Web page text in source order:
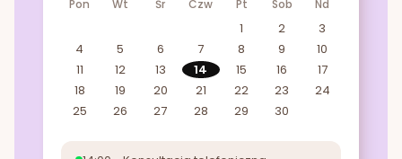
Pon Wt Śr Czw Pt Sob Nd
1 2
3
4
5 6 7 8 9
10
11
12 13 14 15 16
17
18
19 20 21 22 23
24
25
26 27 28 29 30